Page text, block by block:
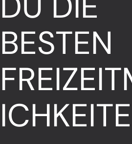
BESTEN